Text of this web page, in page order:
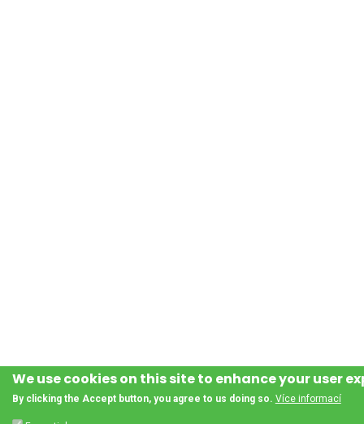
We use cookies on this site to enhance your user
By clicking the Accept button, you agree to us doing so. Více informací